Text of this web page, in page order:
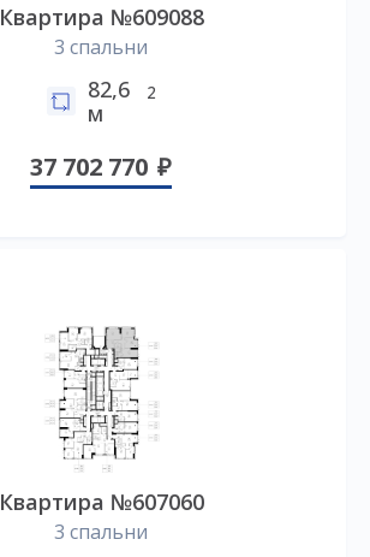
Квартира №609088
3 спальни
82,6
м
2
37 702 770
Квартира №607060
3 спальни